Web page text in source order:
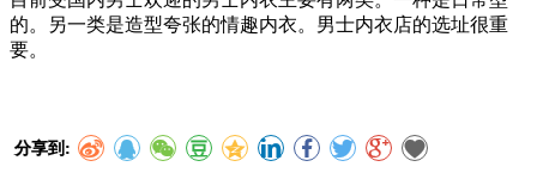
的。另一类是造型夸张的情趣内衣。男士内衣店的选址很重
要。
分享到: